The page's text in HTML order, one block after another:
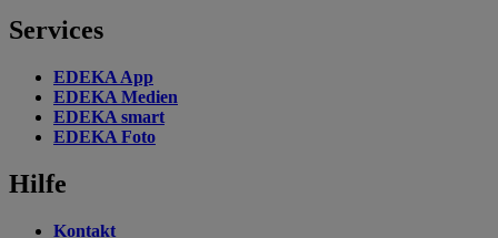
Services
EDEKA App
EDEKA Medien
EDEKA smart
EDEKA Foto
Hilfe
Kontakt